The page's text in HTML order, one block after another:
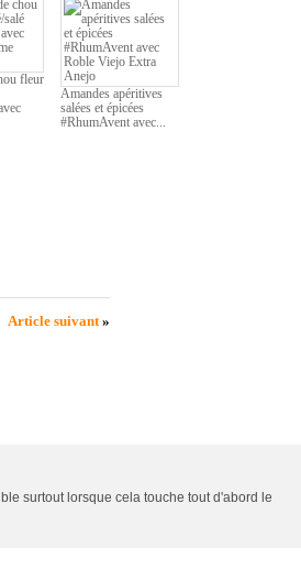
fleur
Amandes apéritives
salées et épicées
#RhumAvent avec...
Article suivant»
surtout lorsque cela touche tout d'abord le